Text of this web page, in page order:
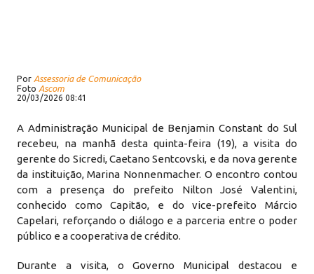
Por Assessoria de Comunicação
Foto Ascom
20/03/2026 08:41
A Administração Municipal de Benjamin Constant do Sul
recebeu, na manhã desta quinta-feira (19), a visita do
gerente do Sicredi, Caetano Sentcovski, e da nova gerente
da instituição, Marina Nonnenmacher. O encontro contou
com a presença do prefeito Nilton José Valentini,
conhecido como Capitão, e do vice-prefeito Márcio
Capelari, reforçando o diálogo e a parceria entre o poder
público e a cooperativa de crédito.
Durante a visita, o Governo Municipal destacou e